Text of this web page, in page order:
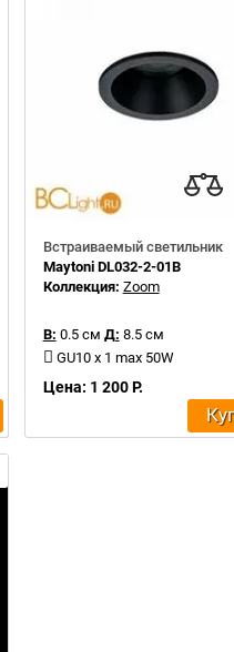
Встраиваемый светильник
Maytoni DL032-2-01B
Коллекция: Zoom
В: 0.5 см Д: 8.5 см
GU10 x 1 max 50W
Цена: 1 200 Р.